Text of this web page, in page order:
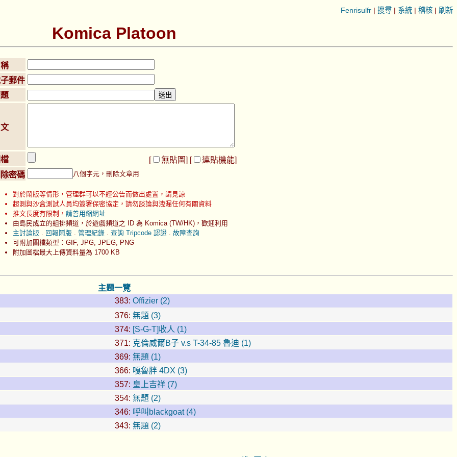
Fenrisulfr | 搜尋 | 系統 | 稽核 | 刷新
Komica Platoon
郵件
[ 無貼圖] [ 連貼機能]
密碼
八個字元，刪除文章用
對於鬧版等情形，管理群可以不經公告而做出處置，請見諒
超測與沙盒測試人員均簽署保密協定，請勿談論與洩漏任何有關資料
推文長度有限制， 請善用縮網址
由島民成立的組排頻道，於遊戲頻道之 ID 為 Komica (TW/HK)，歡迎利用
主討論版 . 回報鬧版 . 管理紀錄. 查詢 Tripcode 認證. 故障查詢
可附加圖檔類型：GIF, JPG, JPEG, PNG
附加圖檔最大上傳資料量為 1700 KB
主題一覽
383: Offizier (2)
376: 無題 (3)
374: [S-G-T]收人 (1)
371: 克倫威爾B子 v.s T-34-85 魯迪 (1)
369: 無題 (1)
366: 嘎魯胖 4DX (3)
357: 皇上吉祥 (7)
354: 無題 (2)
346: 呼叫blackgoat (4)
343: 無題 (2)